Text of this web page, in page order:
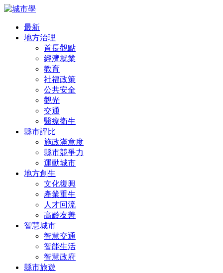
最新
地方治理
首長觀點
經濟就業
教育
社福政策
公共安全
觀光
交通
醫療衛生
縣市評比
施政滿意度
縣市競爭力
運動城市
地方創生
文化復興
產業重生
人才回流
高齡友善
智慧城市
智慧交通
智能生活
智慧政府
縣市旅遊